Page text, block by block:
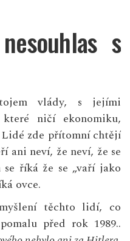
s
vlády, s jejími
ničí ekonomiku,
zde přítomní chtějí
ani neví, že neví, že se
říká že se „vaří jako
ovce.
těchto lidí, co
před rok 1989..